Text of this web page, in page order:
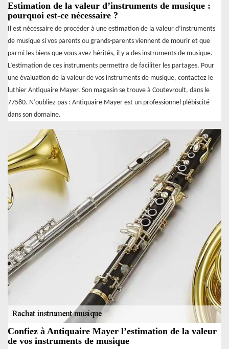
Estimation de la valeur d’instruments de musique :
pourquoi est-ce nécessaire ?
Il est nécessaire de procéder à une estimation de la valeur d’instruments
de musique si vos parents ou grands-parents viennent de mourir et que
parmi les biens que vous avez hérités, il y a des instruments de musique.
L’estimation de ces instruments permettra de faciliter les partages. Pour
une évaluation de la valeur de vos instruments de musique, contactez le
luthier Antiquaire Mayer. Son magasin se trouve à Coutevroult, dans le
77580. N’oubliez pas : Antiquaire Mayer est un professionnel plébiscité
dans son domaine.
Confiez à Antiquaire Mayer l’estimation de la valeur
de vos instruments de musique